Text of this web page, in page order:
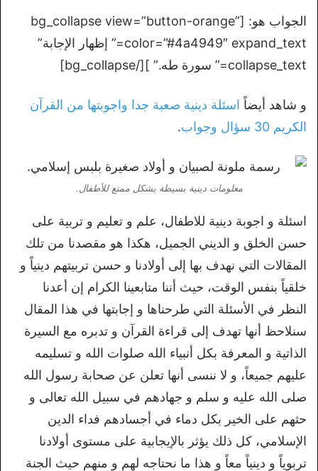
الجواب هو: [bg_collapse view=”button-orange”
color=”#4a4949″ expand_text=” إظهار الإجابة”
collapse_text=” سورة طه.” ][/bg_collapse]
و شاهد أيضاً اسئلة دينية صعبة جدا واجوبتها من القرآن
الكريم 30 سؤال وجواب
.
معلومات دينية بسيطة بشكل ممتع للأطفال.
اسئلة و اجوبة دينية للاطفال، علم و تعليم و تربية على
حسن الخلق و الديني الجميل، هكذا هو مقصدنا من تلك
المقالات التي نهدف بها إلى أولادنا و حسن تربيتهم دينياً و
خلقياً بنفس الوقت، حيث أننا متابعينا الكرام إن أعدنا
النظر في الأسئلة التي طرحناها و إجابتها في هذا المقال
سنلاحظ أنها تهدف إلى قراءة القرآن و تدبره مع السيرة
الذاتية و المعرفة بكل أنبياء الله صلوات الله و تسليمه
عليهم جميعاً، و لا ننسى أنها تعلن عن صحابة رسول الله
صلى الله عليه و سلم و جهادهم في سبيل الله تعالى و
حثهم على الخير بكل دماء في أجسادهم فداء الدين
الإسلامي، كل ذلك يؤثر بالإيجابية على مستوى أولادنا
تربوياً و دينياً معاً و هذا ما نحتاجه لهم و منهم حيث الجنة